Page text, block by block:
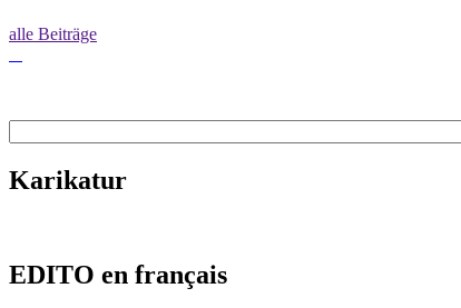
alle Beiträge
Karikatur
EDITO en français